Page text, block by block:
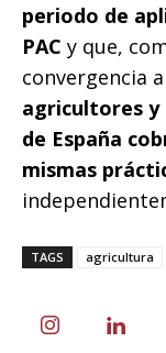
periodo de
PAC y que,
convergencia
agricultores y
de España
mismas
TAGS agricultura